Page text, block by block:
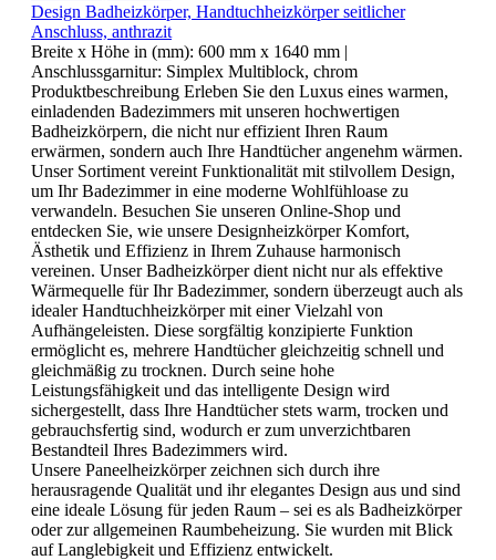
Design Badheizkörper, Handtuchheizkörper seitlicher
Anschluss, anthrazit
Breite x Höhe in (mm): 600 mm x 1640 mm |
Anschlussgarnitur: Simplex Multiblock, chrom
Produktbeschreibung Erleben Sie den Luxus eines warmen,
einladenden Badezimmers mit unseren hochwertigen
Badheizkörpern, die nicht nur effizient Ihren Raum
erwärmen, sondern auch Ihre Handtücher angenehm wärmen.
Unser Sortiment vereint Funktionalität mit stilvollem Design,
um Ihr Badezimmer in eine moderne Wohlfühloase zu
verwandeln. Besuchen Sie unseren Online-Shop und
entdecken Sie, wie unsere Designheizkörper Komfort,
Ästhetik und Effizienz in Ihrem Zuhause harmonisch
vereinen. Unser Badheizkörper dient nicht nur als effektive
Wärmequelle für Ihr Badezimmer, sondern überzeugt auch als
idealer Handtuchheizkörper mit einer Vielzahl von
Aufhängeleisten. Diese sorgfältig konzipierte Funktion
ermöglicht es, mehrere Handtücher gleichzeitig schnell und
gleichmäßig zu trocknen. Durch seine hohe
Leistungsfähigkeit und das intelligente Design wird
sichergestellt, dass Ihre Handtücher stets warm, trocken und
gebrauchsfertig sind, wodurch er zum unverzichtbaren
Bestandteil Ihres Badezimmers wird.
Unsere Paneelheizkörper zeichnen sich durch ihre
herausragende Qualität und ihr elegantes Design aus und sind
eine ideale Lösung für jeden Raum – sei es als Badheizkörper
oder zur allgemeinen Raumbeheizung. Sie wurden mit Blick
auf Langlebigkeit und Effizienz entwickelt.